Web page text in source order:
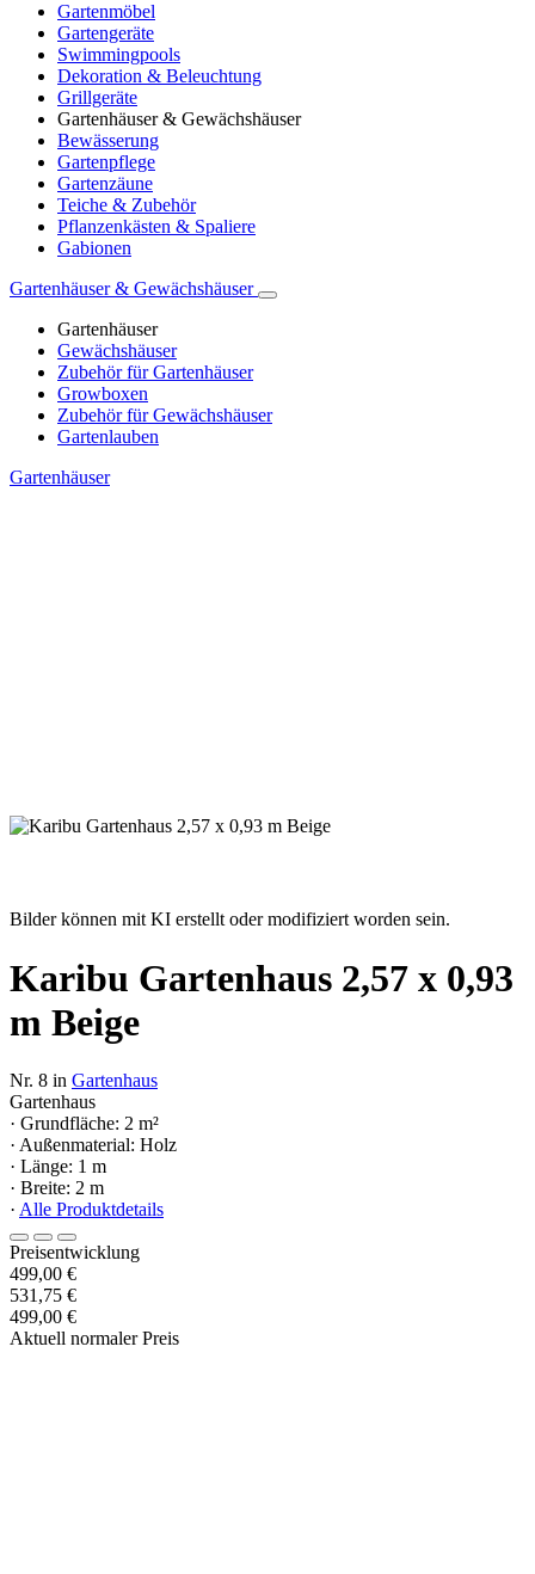
Gartenmöbel
Gartengeräte
Swimmingpools
Dekoration & Beleuchtung
Grillgeräte
Gartenhäuser & Gewächshäuser
Bewässerung
Gartenpflege
Gartenzäune
Teiche & Zubehör
Pflanzenkästen & Spaliere
Gabionen
Gartenhäuser & Gewächshäuser
Gartenhäuser
Gewächshäuser
Zubehör für Gartenhäuser
Growboxen
Zubehör für Gewächshäuser
Gartenlauben
Gartenhäuser
Bilder können mit KI erstellt oder modifiziert worden sein.
Karibu Gartenhaus 2,57 x 0,93
m Beige
Nr. 8 in Gartenhaus
Gartenhaus
· Grundfläche: 2 m²
· Außenmaterial: Holz
· Länge: 1 m
· Breite: 2 m
· Alle Produktdetails
Preisentwicklung
499,00 €
531,75 €
499,00 €
Aktuell normaler Preis